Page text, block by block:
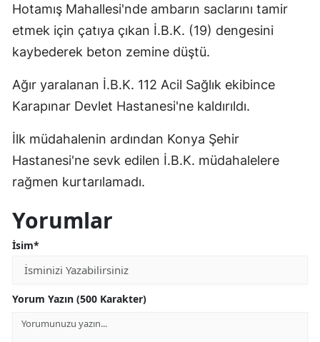
Denizli
Elazığ
Erzincan
Erzurum
Hotamış Mahallesi'nde ambarın saclarını tamir
etmek için çatıya çıkan İ.B.K. (19) dengesini
kaybederek beton zemine düştü.
Ağır yaralanan İ.B.K. 112 Acil Sağlık ekibince
Karapınar Devlet Hastanesi'ne kaldırıldı.
İlk müdahalenin ardından Konya Şehir
Hastanesi'ne sevk edilen İ.B.K. müdahalelere
rağmen kurtarılamadı.
Yorumlar
İsim*
Yorum Yazın (500 Karakter)